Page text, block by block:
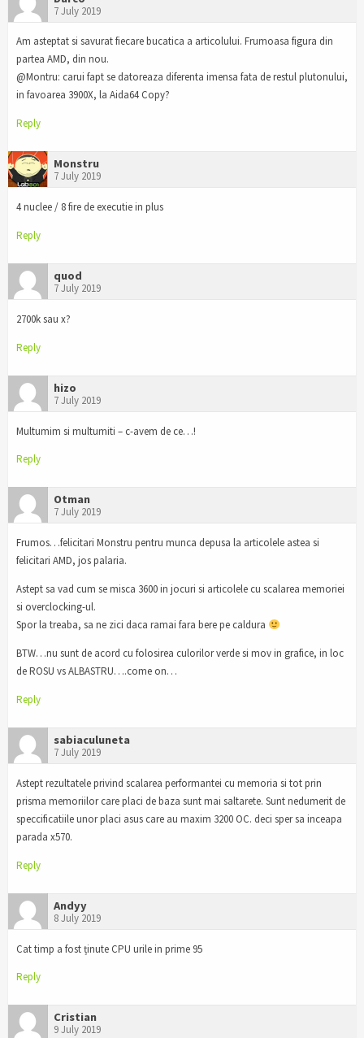
7 July 2019
Am asteptat si savurat fiecare bucatica a articolului. Frumoasa figura din
partea AMD, din nou.
@Montru: carui fapt se datoreaza diferenta imensa fata de restul plutonului,
in favoarea 3900X, la Aida64 Copy?
Reply
Monstru
7 July 2019
4 nuclee / 8 fire de executie in plus
Reply
quod
7 July 2019
2700k sau x?
Reply
hizo
7 July 2019
Multumim si multumiti – c-avem de ce…!
Reply
Otman
7 July 2019
Frumos…felicitari Monstru pentru munca depusa la articolele astea si
felicitari AMD, jos palaria.
Astept sa vad cum se misca 3600 in jocuri si articolele cu scalarea memoriei
si overclocking-ul.
Spor la treaba, sa ne zici daca ramai fara bere pe caldura
BTW…nu sunt de acord cu folosirea culorilor verde si mov in grafice, in loc
de ROSU vs ALBASTRU….come on…
Reply
sabiaculuneta
7 July 2019
Astept rezultatele privind scalarea performantei cu memoria si tot prin
prisma memoriilor care placi de baza sunt mai saltarete. Sunt nedumerit de
speccificatiile unor placi asus care au maxim 3200 OC. deci sper sa inceapa
parada x570.
Reply
Andyy
8 July 2019
Cat timp a fost ținute CPU urile in prime 95
Reply
Cristian
9 July 2019